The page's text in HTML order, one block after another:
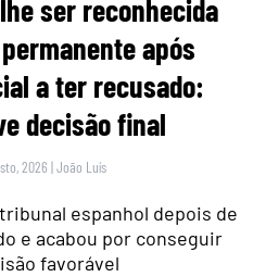
ser reconhecida
após
a ter recusado:
decisão final
2026 |João Luís
espanhol depois de
e acabou por conseguir
favorável